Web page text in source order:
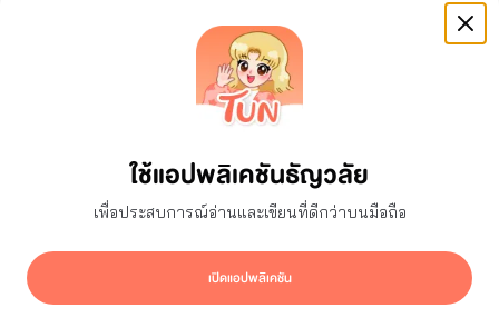
ใช้แอปพลิเคชันธัญวลัย
เพื่อประสบการณ์อ่านและเขียนที่ดีกว่าบนมือถือ
เปิดแอปพลิเคชัน
อีบุ๊ก
สถานะจบ
ทั้งหมด
7 วัน
ผลลัพธ์
ซ่อนผลงานที่ใช้ปก AI แสดงเฉพาะโปรโมชัน